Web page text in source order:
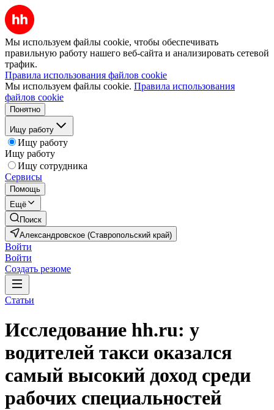
Мы используем файлы cookie, чтобы обеспечивать
правильную работу нашего веб-сайта и анализировать сетевой
трафик.
Правила использования файлов cookie
Мы используем файлы cookie. Правила использования
файлов cookie
Понятно
Ищу работу
Ищу работу
Ищу работу
Ищу сотрудника
Сервисы
Помощь
Ещё
Поиск
Александровское (Ставропольский край)
Войти
Войти
Создать резюме
Статьи
Исследование hh.ru: у
водителей такси оказался
самый высокий доход среди
рабочих специальностей